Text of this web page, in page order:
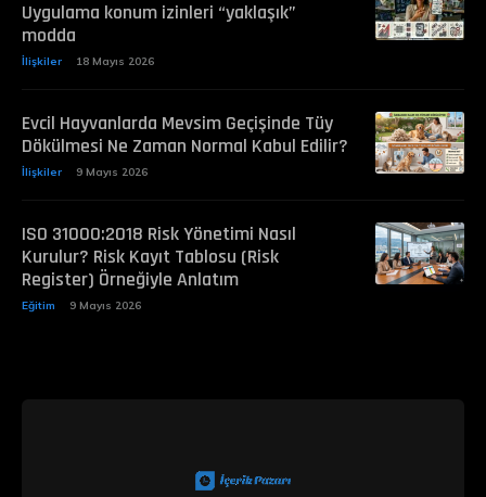
Uygulama konum izinleri “yaklaşık”
modda
İlişkiler 18 Mayıs 2026
Evcil Hayvanlarda Mevsim Geçişinde Tüy
Dökülmesi Ne Zaman Normal Kabul Edilir?
İlişkiler 9 Mayıs 2026
ISO 31000:2018 Risk Yönetimi Nasıl
Kurulur? Risk Kayıt Tablosu (Risk
Register) Örneğiyle Anlatım
Eğitim 9 Mayıs 2026